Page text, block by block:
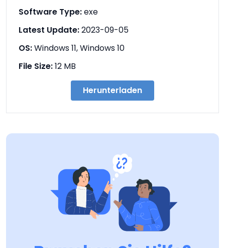
Software Type:exe
Latest Update:2023-09-05
OS:Windows 11, Windows 10
File Size:12 MB
Herunterladen